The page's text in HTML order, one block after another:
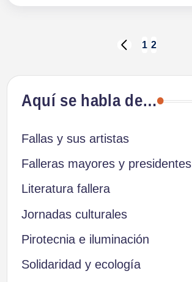
Paginación
de
entradas
PÁGINA
1 2
Aquí se habla de…
Fallas y sus artistas
Falleras mayores y presidentes
Literatura fallera
Jornadas culturales
Pirotecnia e iluminación
Solidaridad y ecología